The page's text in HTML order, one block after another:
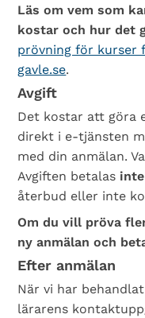
Läs om vem som
kostar och hur det
prövning för kurser
gavle.se.
Avgift
Det kostar att göra
direkt i e-tjänsten
med din anmälan.
Avgiften betalas
återbud eller inte
Om du vill pröva
ny anmälan och
Efter anmälan
När vi har
lärarens